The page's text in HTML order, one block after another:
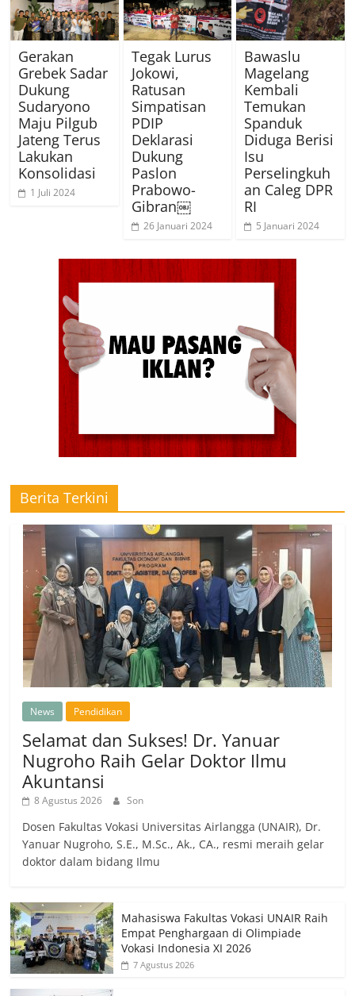
Gerakan
Grebek Sadar
Dukung
Sudaryono
Maju Pilgub
Jateng Terus
Lakukan
Konsolidasi
1 Juli 2024
Tegak Lurus
Jokowi,
Ratusan
Simpatisan
PDIP
Deklarasi
Dukung
Paslon
Prabowo-
Gibran￼
26 Januari 2024
Bawaslu
Magelang
Kembali
Temukan
Spanduk
Diduga Berisi
Isu
Perselingkuh
an Caleg DPR
RI
5 Januari 2024
Berita Terkini
News Pendidikan
Selamat dan Sukses! Dr. Yanuar
Nugroho Raih Gelar Doktor Ilmu
Akuntansi
8 Agustus 2026 Son
Dosen Fakultas Vokasi Universitas Airlangga (UNAIR), Dr.
Yanuar Nugroho, S.E., M.Sc., Ak., CA., resmi meraih gelar
doktor dalam bidang Ilmu
Mahasiswa Fakultas Vokasi UNAIR Raih
Empat Penghargaan di Olimpiade
Vokasi Indonesia XI 2026
7 Agustus 2026